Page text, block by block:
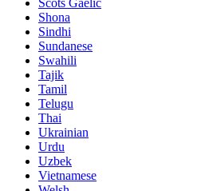
Scots Gaelic
Shona
Sindhi
Sundanese
Swahili
Tajik
Tamil
Telugu
Thai
Ukrainian
Urdu
Uzbek
Vietnamese